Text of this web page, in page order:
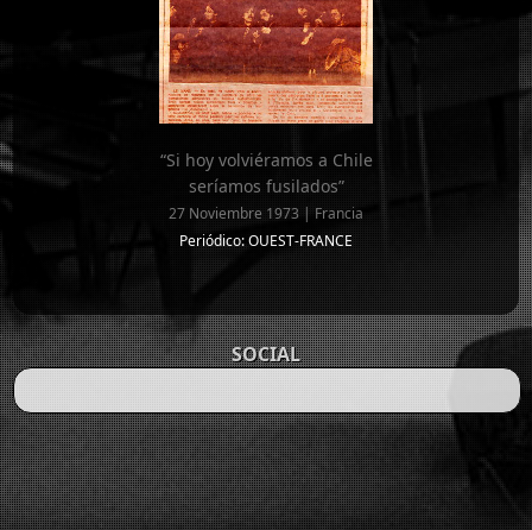
“Si hoy volviéramos a Chile
seríamos fusilados”
27 Noviembre 1973 | Francia
Periódico: OUEST-FRANCE
SOCIAL